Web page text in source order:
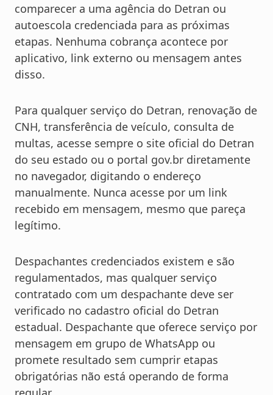
comparecer a uma agência do Detran ou
autoescola credenciada para as próximas
etapas. Nenhuma cobrança acontece por
aplicativo, link externo ou mensagem antes
disso.
Para qualquer serviço do Detran, renovação de
CNH, transferência de veículo, consulta de
multas, acesse sempre o site oficial do Detran
do seu estado ou o portal gov.br diretamente
no navegador, digitando o endereço
manualmente. Nunca acesse por um link
recebido em mensagem, mesmo que pareça
legítimo.
Despachantes credenciados existem e são
regulamentados, mas qualquer serviço
contratado com um despachante deve ser
verificado no cadastro oficial do Detran
estadual. Despachante que oferece serviço por
mensagem em grupo de WhatsApp ou
promete resultado sem cumprir etapas
obrigatórias não está operando de forma